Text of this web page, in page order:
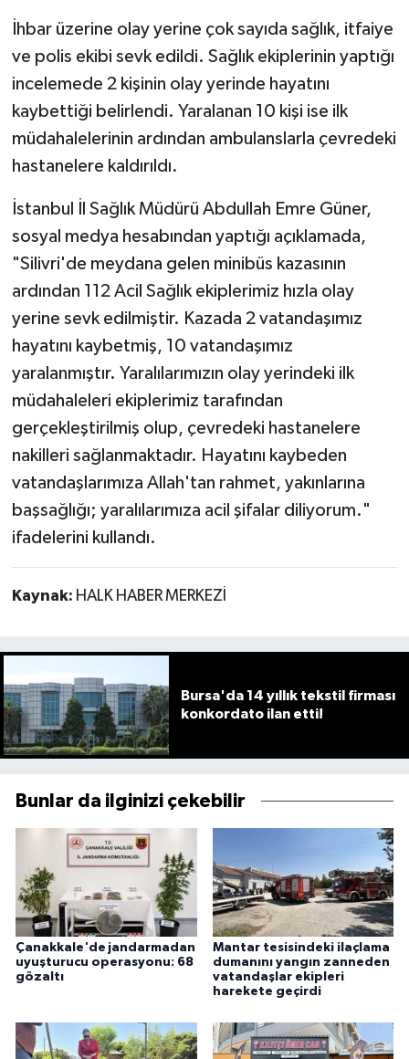
İhbar üzerine olay yerine çok sayıda sağlık, itfaiye
ve polis ekibi sevk edildi. Sağlık ekiplerinin yaptığı
incelemede 2 kişinin olay yerinde hayatını
kaybettiği belirlendi. Yaralanan 10 kişi ise ilk
müdahalelerinin ardından ambulanslarla çevredeki
hastanelere kaldırıldı.
İstanbul İl Sağlık Müdürü Abdullah Emre Güner,
sosyal medya hesabından yaptığı açıklamada,
"Silivri'de meydana gelen minibüs kazasının
ardından 112 Acil Sağlık ekiplerimiz hızla olay
yerine sevk edilmiştir. Kazada 2 vatandaşımız
hayatını kaybetmiş, 10 vatandaşımız
yaralanmıştır. Yaralılarımızın olay yerindeki ilk
müdahaleleri ekiplerimiz tarafından
gerçekleştirilmiş olup, çevredeki hastanelere
nakilleri sağlanmaktadır. Hayatını kaybeden
vatandaşlarımıza Allah'tan rahmet, yakınlarına
başsağlığı; yaralılarımıza acil şifalar diliyorum."
ifadelerini kullandı.
Kaynak: HALK HABER MERKEZİ
Bursa'da 14 yıllık tekstil firması
konkordato ilan etti!
Bunlar da ilginizi çekebilir
Çanakkale'de jandarmadan
uyuşturucu operasyonu: 68
gözaltı
Mantar tesisindeki ilaçlama
dumanını yangın zanneden
vatandaşlar ekipleri
harekete geçirdi